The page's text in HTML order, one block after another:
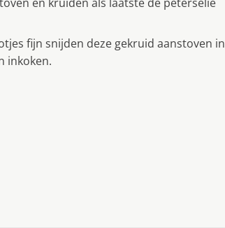
fijn snijden deze gekruid aanstoven in
inkoken.